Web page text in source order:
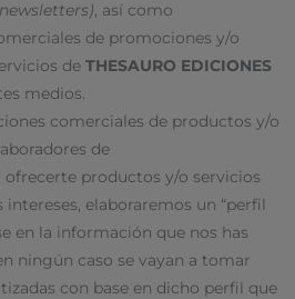
newsletters) , así como
de promociones y/o
deTHESAURO EDICIONES
medios.
comerciales de productos y/o
de
ofrecerte productos y/o servicios
elaboraremos un “perfil
en la información que nos has
ningún caso se vayan a tomar
con base en dicho perfil que